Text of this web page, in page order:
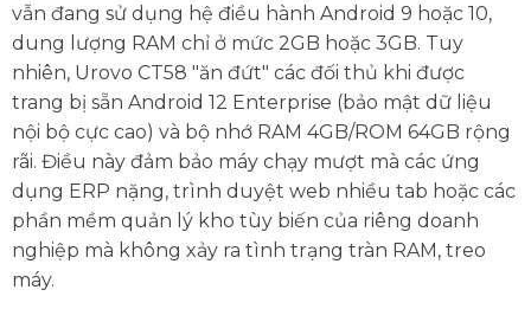
vẫn đang sử dụng hệ điều hành Android 9 hoặc 10,
dung lượng RAM chỉ ở mức 2GB hoặc 3GB. Tuy
nhiên, Urovo CT58 "ăn đứt" các đối thủ khi được
trang bị sẵn Android 12 Enterprise (bảo mật dữ liệu
nội bộ cực cao) và bộ nhớ RAM 4GB/ROM 64GB rộng
rãi. Điều này đảm bảo máy chạy mượt mà các ứng
dụng ERP nặng, trình duyệt web nhiều tab hoặc các
phần mềm quản lý kho tùy biến của riêng doanh
nghiệp mà không xảy ra tình trạng tràn RAM, treo
máy.